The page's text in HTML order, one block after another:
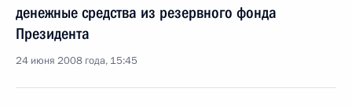
денежные средства из резервного фонда
Президента
24 июня 2008 года, 15:45